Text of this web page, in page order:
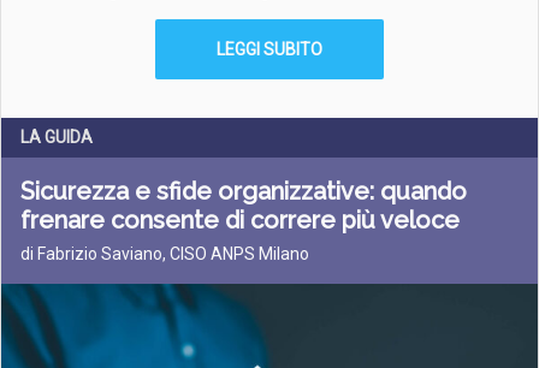
LEGGI SUBITO
LA GUIDA
Sicurezza e sfide organizzative: quando
frenare consente di correre più veloce
di Fabrizio Saviano, CISO ANPS Milano